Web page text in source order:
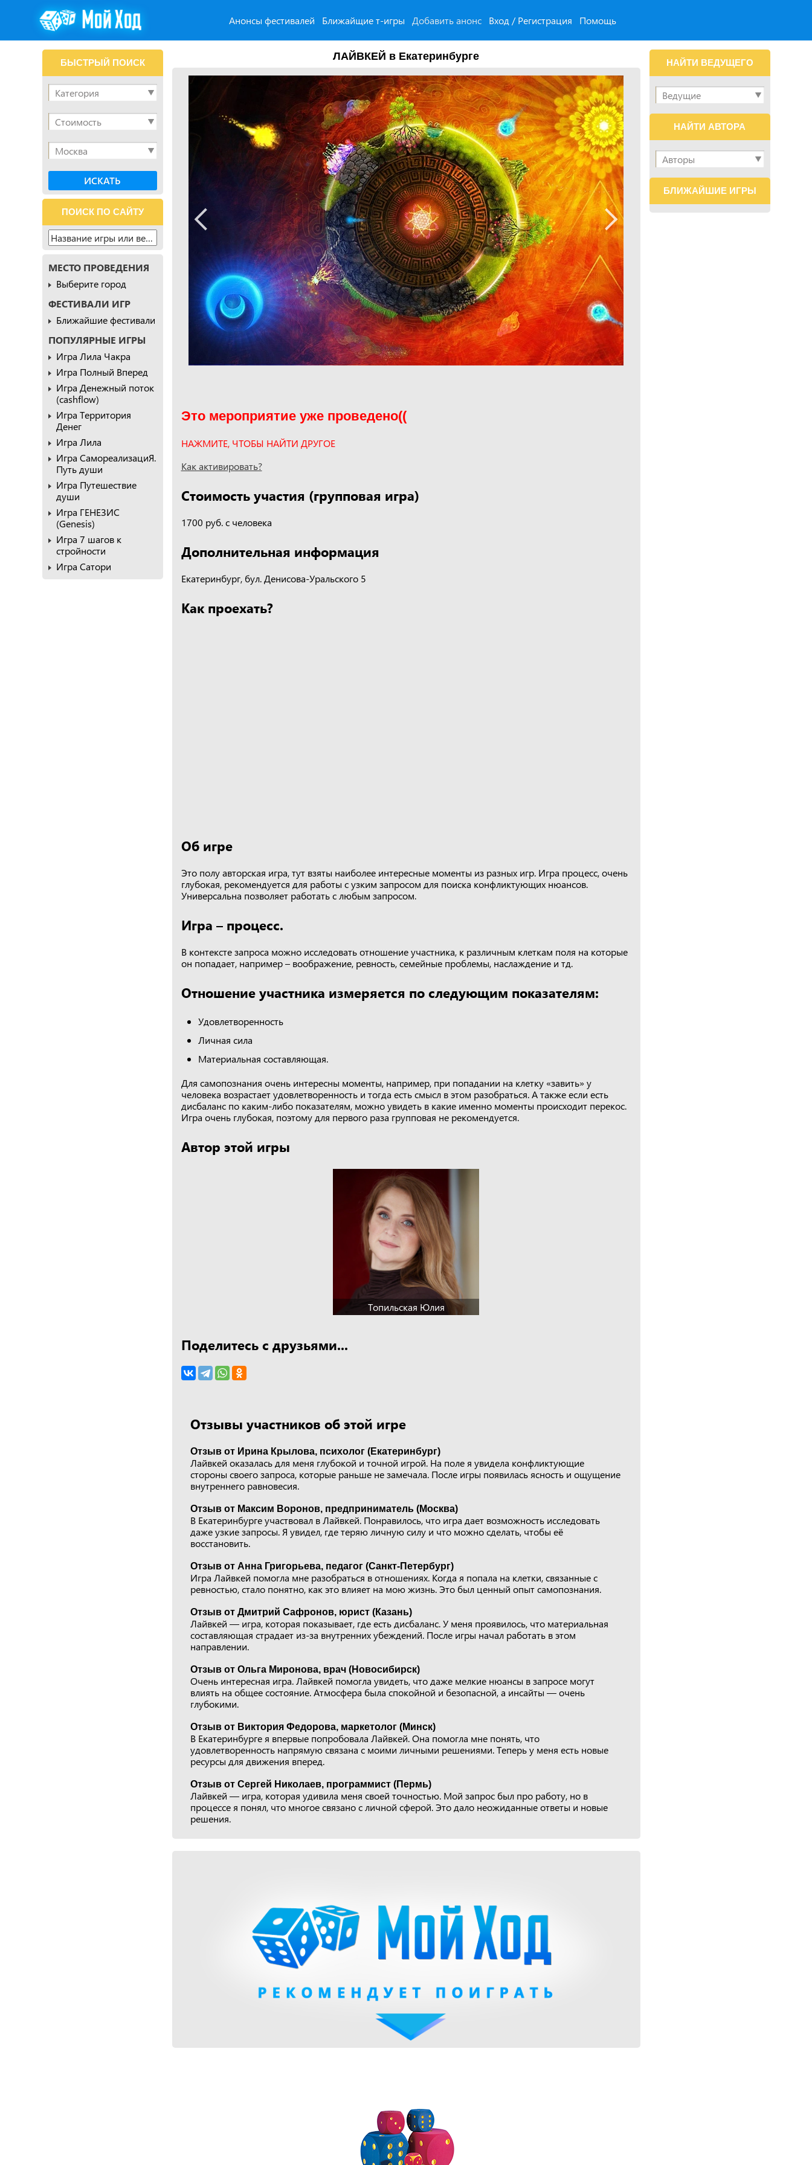
Анонсы фестивалей Ближайщие т-игры Добавить анонс Вход / Регистрация Помощь
ЛАЙВКЕЙ в Екатеринбурге
Это мероприятие уже проведено((
НАЖМИТЕ, ЧТОБЫ НАЙТИ ДРУГОЕ
Как активировать?
Стоимость участия (групповая игра)
1700 руб. с человека
Дополнительная информация
Екатеринбург, бул. Денисова-Уральского 5
Как проехать?
Об игре
Это полу авторская игра, тут взяты наиболее интересные моменты из разных игр. Игра процесс, очень
глубокая, рекомендуется для работы с узким запросом для поиска конфликтующих нюансов.
Универсальна позволяет работать с любым запросом.
Игра – процесс.
В контексте запроса можно исследовать отношение участника, к различным клеткам поля на которые
он попадает, например – воображение, ревность, семейные проблемы, наслаждение и тд.
Отношение участника измеряется по следующим показателям:
Удовлетворенность
Личная сила
Материальная составляющая.
Для самопознания очень интересны моменты, например, при попадании на клетку «завить» у
человека возрастает удовлетворенность и тогда есть смысл в этом разобраться. А также если есть
дисбаланс по каким-либо показателям, можно увидеть в какие именно моменты происходит перекос.
Игра очень глубокая, поэтому для первого раза групповая не рекомендуется.
Автор этой игры
Топильская Юлия
Поделитесь с друзьями...
Отзывы участников об этой игре
Отзыв от Ирина Крылова, психолог (Екатеринбург)
Лайвкей оказалась для меня глубокой и точной игрой. На поле я увидела конфликтующие
стороны своего запроса, которые раньше не замечала. После игры появилась ясность и ощущение
внутреннего равновесия.
Отзыв от Максим Воронов, предприниматель (Москва)
В Екатеринбурге участвовал в Лайвкей. Понравилось, что игра дает возможность исследовать
даже узкие запросы. Я увидел, где теряю личную силу и что можно сделать, чтобы её
восстановить.
Отзыв от Анна Григорьева, педагог (Санкт-Петербург)
Игра Лайвкей помогла мне разобраться в отношениях. Когда я попала на клетки, связанные с
ревностью, стало понятно, как это влияет на мою жизнь. Это был ценный опыт самопознания.
Отзыв от Дмитрий Сафронов, юрист (Казань)
Лайвкей — игра, которая показывает, где есть дисбаланс. У меня проявилось, что материальная
составляющая страдает из-за внутренних убеждений. После игры начал работать в этом
направлении.
Отзыв от Ольга Миронова, врач (Новосибирск)
Очень интересная игра. Лайвкей помогла увидеть, что даже мелкие нюансы в запросе могут
влиять на общее состояние. Атмосфера была спокойной и безопасной, а инсайты — очень
глубокими.
Отзыв от Виктория Федорова, маркетолог (Минск)
В Екатеринбурге я впервые попробовала Лайвкей. Она помогла мне понять, что
удовлетворенность напрямую связана с моими личными решениями. Теперь у меня есть новые
ресурсы для движения вперед.
Отзыв от Сергей Николаев, программист (Пермь)
Лайвкей — игра, которая удивила меня своей точностью. Мой запрос был про работу, но в
процессе я понял, что многое связано с личной сферой. Это дало неожиданные ответы и новые
решения.
БЫСТРЫЙ ПОИСК
ПОИСК ПО САЙТУ
МЕСТО ПРОВЕДЕНИЯ
Выберите город
ФЕСТИВАЛИ ИГР
Ближайшие фестивали
ПОПУЛЯРНЫЕ ИГРЫ
Игра Лила Чакра
Игра Полный Вперед
Игра Денежный поток
(cashflow)
Игра Территория
Денег
Игра Лила
Игра СамореализациЯ.
Путь души
Игра Путешествие
души
Игра ГЕНЕЗИС
(Genesis)
Игра 7 шагов к
стройности
Игра Сатори
НАЙТИ ВЕДУЩЕГО
НАЙТИ АВТОРА
БЛИЖАЙШИЕ ИГРЫ